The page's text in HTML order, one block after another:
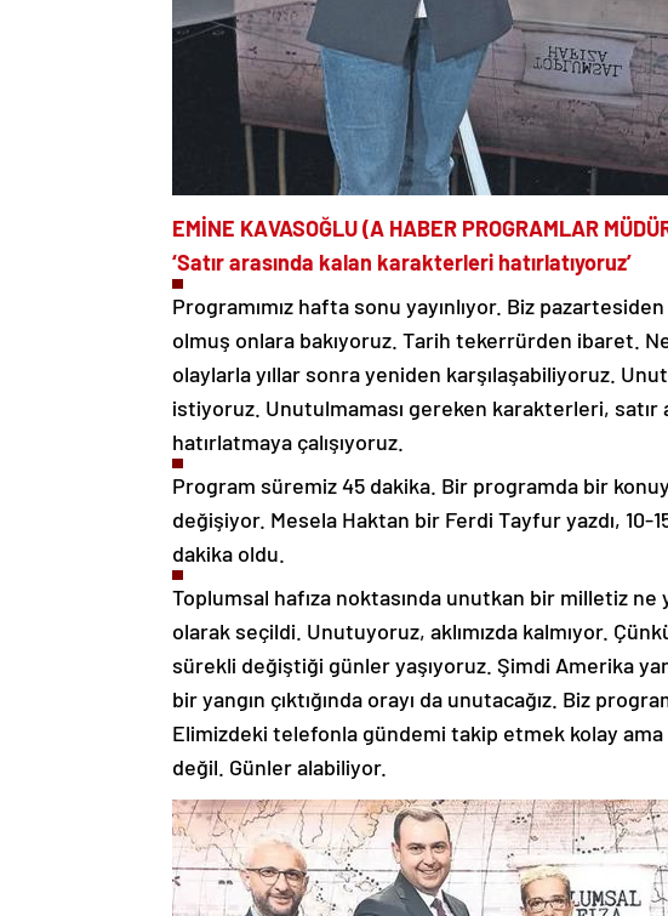
EMİNE KAVASOĞLU (A HABER PROGRAMLAR
‘Satır arasında kalan karakterleri hatırlatıyoruz’
Programımız hafta sonu yayınlıyor. Biz
olmuş onlara bakıyoruz. Tarih tekerrürden ibaret. Ne
olaylarla yıllar sonra yeniden karşılaşabiliyoruz.
istiyoruz. Unutulmaması gereken karakterleri, satır
hatırlatmaya çalışıyoruz.
Program süremiz 45 dakika. Bir programda bir
değişiyor. Mesela Haktan bir Ferdi Tayfur yazdı,
dakika oldu.
Toplumsal hafıza noktasında unutkan bir milletiz ne
olarak seçildi. Unutuyoruz, aklımızda kalmıyor.
sürekli değiştiği günler yaşıyoruz. Şimdi Amerika
bir yangın çıktığında orayı da unutacağız. Biz
Elimizdeki telefonla gündemi takip etmek kolay
değil. Günler alabiliyor.